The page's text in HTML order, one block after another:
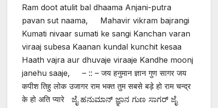
Ram doot atulit bal dhaama Anjani-putra
pavan sut naama, Mahavir vikram bajrangi
Kumati nivaar sumati ke sangi Kanchan varan
viraaj subesa Kaanan kundal kunchit kesaa
Haath vajra aur dhuvaje viraaje Kandhe moonj
janehu saaje, – :: – जय हनुमान ज्ञान गुण सागर जय
कपीश तिहु लोक उजागर राम भक्त तुम सबसे बड़े हो राम चन्द्र
के हो अति प्यारे ಜೈ ಹನುಮಾನ್ ಜ್ಞಾನ ಗುಣ ಸಾಗರ್ ಜೈ